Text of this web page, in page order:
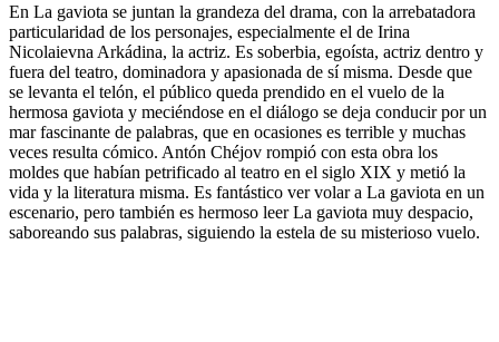
En La gaviota se juntan la grandeza del drama, con la arrebatadora
particularidad de los personajes, especialmente el de Irina
Nicolaievna Arkádina, la actriz. Es soberbia, egoísta, actriz dentro y
fuera del teatro, dominadora y apasionada de sí misma. Desde que
se levanta el telón, el público queda prendido en el vuelo de la
hermosa gaviota y meciéndose en el diálogo se deja conducir por un
mar fascinante de palabras, que en ocasiones es terrible y muchas
veces resulta cómico. Antón Chéjov rompió con esta obra los
moldes que habían petrificado al teatro en el siglo XIX y metió la
vida y la literatura misma. Es fantástico ver volar a La gaviota en un
escenario, pero también es hermoso leer La gaviota muy despacio,
saboreando sus palabras, siguiendo la estela de su misterioso vuelo.